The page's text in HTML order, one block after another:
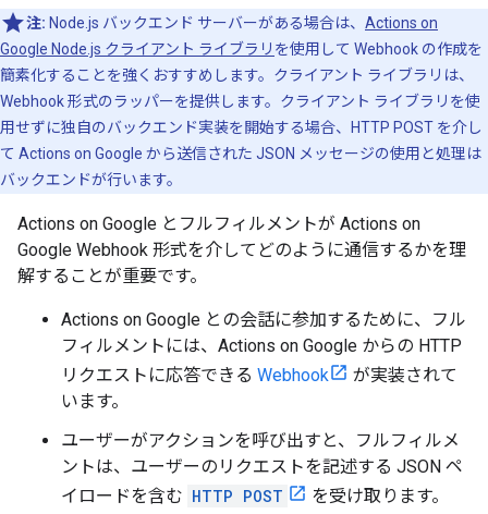
注: Node.js バックエンド サーバーがある場合は、 Actions on
Google Node.js クライアント ライブラリ を使用して Webhook の作成を
簡素化することを強くおすすめします。クライアント ライブラリは、
Webhook 形式のラッパーを提供します。クライアント ライブラリを使
用せずに独自のバックエンド実装を開始する場合、HTTP POST を介し
て Actions on Google から送信された JSON メッセージの使用と処理は
バックエンドが行います。
Actions on Google とフルフィルメントが Actions on
Google Webhook 形式を介してどのように通信するかを理
解することが重要です。
Actions on Google との会話に参加するために、フル
フィルメントには、Actions on Google からの HTTP
リクエストに応答できる Webhook
が実装されて
います。
ユーザーがアクションを呼び出すと、フルフィルメ
ントは、ユーザーのリクエストを記述する JSON ペ
イロードを含む HTTP POST
を受け取ります。